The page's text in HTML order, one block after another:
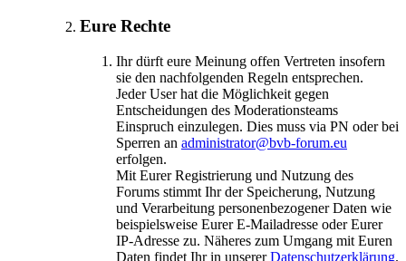
Eure Rechte
Ihr dürft eure Meinung offen Vertreten insofern
sie den nachfolgenden Regeln entsprechen.
Jeder User hat die Möglichkeit gegen
Entscheidungen des Moderationsteams
Einspruch einzulegen. Dies muss via PN oder bei
Sperren an administrator@bvb-forum.eu
erfolgen.
Mit Eurer Registrierung und Nutzung des
Forums stimmt Ihr der Speicherung, Nutzung
und Verarbeitung personenbezogener Daten wie
beispielsweise Eurer E-Mailadresse oder Eurer
IP-Adresse zu. Näheres zum Umgang mit Euren
Daten findet Ihr in unsererDatenschutzerklärung.